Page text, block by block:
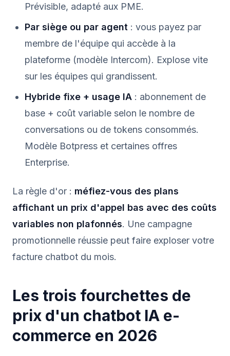
Prévisible, adapté aux PME.
Par siège ou par agent : vous payez par
membre de l'équipe qui accède à la
plateforme (modèle Intercom). Explose vite
sur les équipes qui grandissent.
Hybride fixe + usage IA : abonnement de
base + coût variable selon le nombre de
conversations ou de tokens consommés.
Modèle Botpress et certaines offres
Enterprise.
La règle d'or : méfiez-vous des plans
affichant un prix d'appel bas avec des coûts
variables non plafonnés. Une campagne
promotionnelle réussie peut faire exploser votre
facture chatbot du mois.
Les trois fourchettes de
prix d'un chatbot IA e-
commerce en 2026